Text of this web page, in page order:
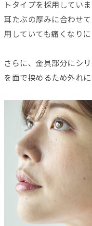
トタイプを採用してい
耳たぶの厚みに合わせ
用していても痛くなりに
さらに、金具部分にシ
を面で挟めるため外れ